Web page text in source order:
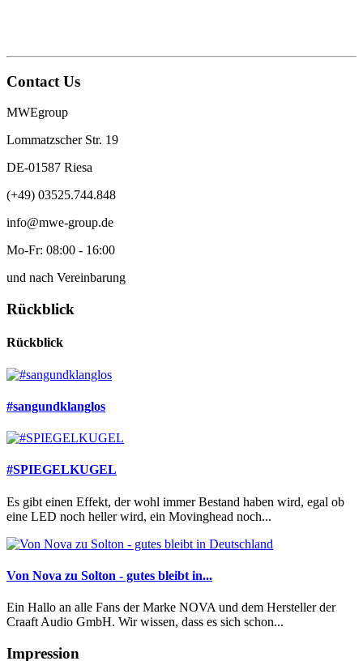
Contact Us
MWEgroup
Lommatzscher Str. 19
DE-01587 Riesa
(+49) 03525.744.848
info@mwe-group.de
Mo-Fr: 08:00 - 16:00
und nach Vereinbarung
Rückblick
Rückblick
#sangundklanglos
#SPIEGELKUGEL
Es gibt einen Effekt, der wohl immer Bestand haben wird, egal ob
eine LED noch heller wird, ein Movinghead noch...
Von Nova zu Solton - gutes bleibt in...
Ein Hallo an alle Fans der Marke NOVA und dem Hersteller der
Craaft Audio GmbH. Wir wissen, dass es sich schon...
Impression